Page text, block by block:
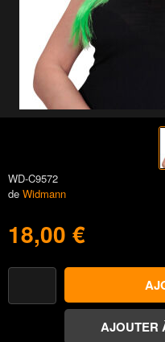
WD-C9572
de Widmann
18,00 €